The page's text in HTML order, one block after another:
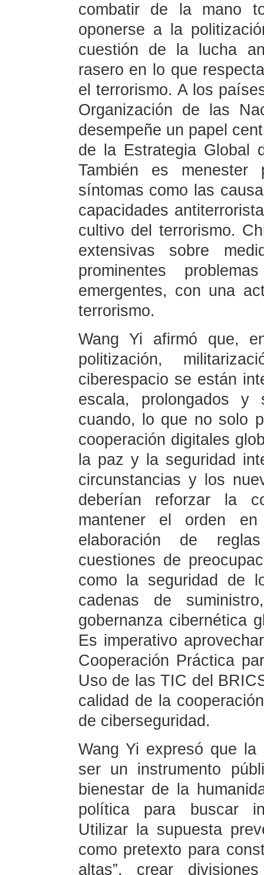
combatir de la mano
oponerse a la
cuestión de la lucha
rasero en lo que
el terrorismo. A los
Organización de las
desempeñe un papel
de la Estrategia Global
También es
síntomas como las
capacidades
cultivo del terrorismo.
extensivas sobre
prominentes
emergentes, con una
terrorismo.
Wang Yi afirmó que,
politización,
ciberespacio se están
escala, prolongados
cuando, lo que no solo
cooperación digitales
la paz y la seguridad
circunstancias y los
deberían reforzar la
mantener el orden
elaboración de
cuestiones de
como la seguridad de
cadenas de
gobernanza cibernética
Es imperativo
Cooperación Práctica
Uso de las TIC del
calidad de la
de ciberseguridad.
Wang Yi expresó que
ser un instrumento
bienestar de la
política para buscar
Utilizar la supuesta
como pretexto para
altas”, crear